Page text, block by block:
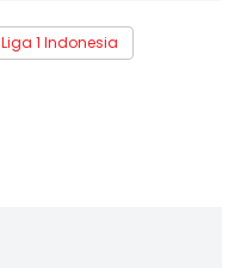
Liga 1 Indonesia